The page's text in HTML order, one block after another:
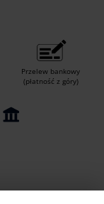
Przelew bankowy
(płatność z góry)